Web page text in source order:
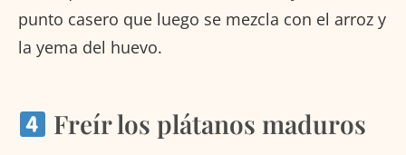
punto casero que luego se mezcla con el arroz y
la yema del huevo.
Freír los plátanos maduros